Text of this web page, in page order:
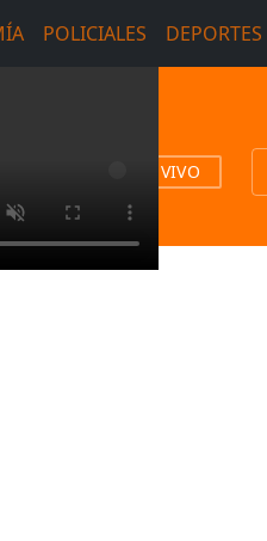
POLICIALES DEPORTES
EN VIVO